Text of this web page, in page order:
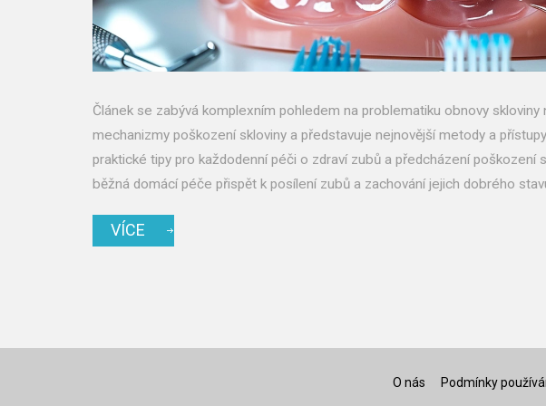
Článek se zabývá komplexním pohledem na problematiku obnovy
mechanizmy poškození skloviny a představuje nejnovější metody a
praktické tipy pro každodenní péči o zdraví zubů a předcházení poškození
běžná domácí péče přispět k posílení zubů a zachování jejich dobrého
VÍCE
O nás Podmínky